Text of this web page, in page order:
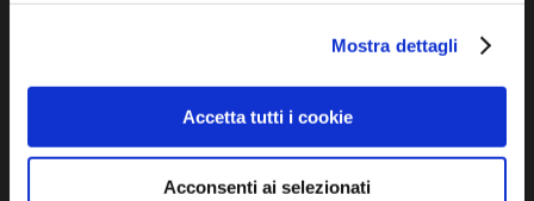
Mostra dettagli
Accetta tutti i cookie
Acconsenti ai selezionati
Cookie policy
Dichiarazione di accessibilità